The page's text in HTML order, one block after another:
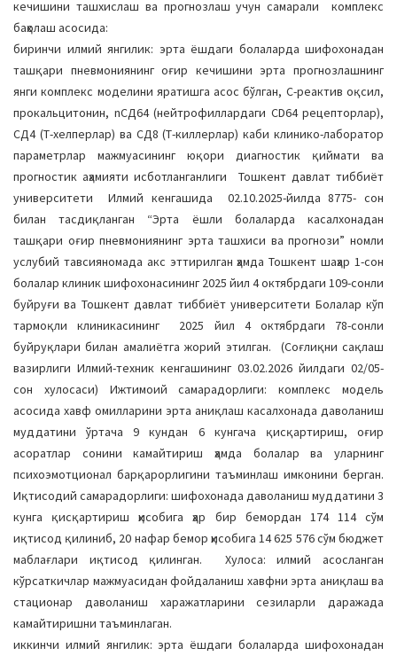
кечишини ташхислаш ва прогнозлаш учун самарали комплекс
баҳолаш асосида:
биринчи илмий янгилик: эрта ёшдаги болаларда шифохонадан
ташқари пневмониянинг оғир кечишини эрта прогнозлашнинг
янги комплекс моделини яратишга асос бўлган, С-реактив оқсил,
прокальцитонин, nСД64 (нейтрофиллардаги CD64 рецепторлар),
СД4 (Т-хелперлар) ва СД8 (Т-киллерлар) каби клинико-лаборатор
параметрлар мажмуасининг юқори диагностик қиймати ва
прогностик аҳамияти исботланганлиги Тошкент давлат тиббиёт
университети Илмий кенгашида 02.10.2025-йилда 8775- сон
билан тасдиқланган “Эрта ёшли болаларда касалхонадан
ташқари оғир пневмониянинг эрта ташхиси ва прогнози” номли
услубий тавсияномада акс эттирилган ҳамда Тошкент шаҳар 1-сон
болалар клиник шифохонасининг 2025 йил 4 октябрдаги 109-сонли
буйруғи ва Тошкент давлат тиббиёт университети Болалар кўп
тармоқли клиникасининг 2025 йил 4 октябрдаги 78-сонли
буйруқлари билан амалиётга жорий этилган. (Соғлиқни сақлаш
вазирлиги Илмий-техник кенгашининг 03.02.2026 йилдаги 02/05-
сон хулосаси) Ижтимоий самарадорлиги: комплекс модель
асосида хавф омилларини эрта аниқлаш касалхонада даволаниш
муддатини ўртача 9 кундан 6 кунгача қисқартириш, оғир
асоратлар сонини камайтириш ҳамда болалар ва уларнинг
психоэмотционал барқарорлигини таъминлаш имконини берган.
Иқтисодий самарадорлиги: шифохонада даволаниш муддатини 3
кунга қисқартириш ҳисобига ҳар бир бемордан 174 114 сўм
иқтисод қилиниб, 20 нафар бемор ҳисобига 14 625 576 сўм бюджет
маблағлари иқтисод қилинган. Хулоса: илмий асосланган
кўрсаткичлар мажмуасидан фойдаланиш хавфни эрта аниқлаш ва
стационар даволаниш харажатларини сезиларли даражада
камайтиришни таъминлаган.
иккинчи илмий янгилик: эрта ёшдаги болаларда шифохонадан